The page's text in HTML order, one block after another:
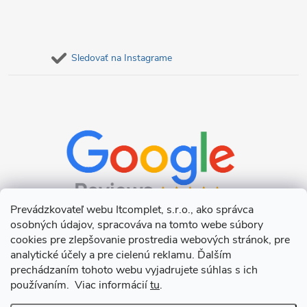
Prevádzkovateľ webu Itcomplet, s.r.o., ako správca
osobných údajov, spracováva na tomto webe súbory
cookies pre zlepšovanie prostredia webových stránok, pre
analytické účely a pre cielenú reklamu. Ďalším
prechádzaním tohoto webu vyjadrujete súhlas s ich
používaním. Viac informáciítu.
Sledovať na Instagrame